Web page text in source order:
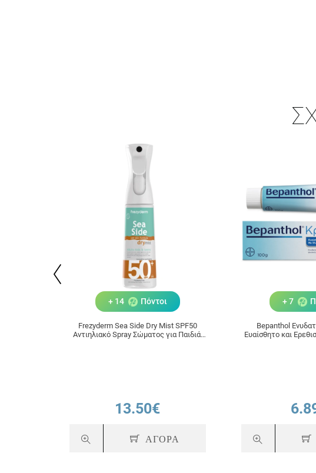
+ 14 Πόντοι
Frezyderm Sea Side Dry Mist SPF50
Αντιηλιακό Spray Σώματος για Παιδιά,
13.50€
ΑΓΟΡΑ
+ 7
Bepanthol
Ευαίσθητο και